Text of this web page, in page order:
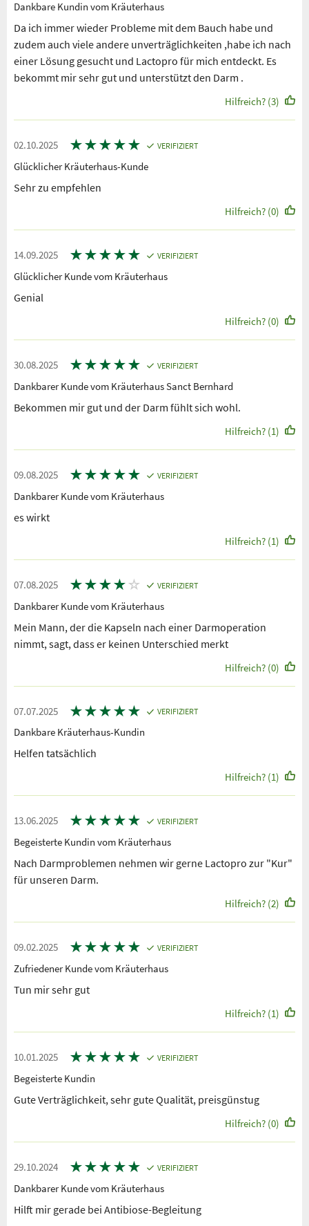
Dankbare Kundin vom Kräuterhaus
Da ich immer wieder Probleme mit dem Bauch habe und
zudem auch viele andere unverträglichkeiten ,habe ich nach
einer Lösung gesucht und Lactopro für mich entdeckt. Es
bekommt mir sehr gut und unterstützt den Darm .
Hilfreich? (3)
02.10.2025 ★★★★★ VERIFIZIERT
Glücklicher Kräuterhaus-Kunde
Sehr zu empfehlen
Hilfreich? (0)
14.09.2025 ★★★★★ VERIFIZIERT
Glücklicher Kunde vom Kräuterhaus
Genial
Hilfreich? (0)
30.08.2025 ★★★★★ VERIFIZIERT
Dankbarer Kunde vom Kräuterhaus Sanct Bernhard
Bekommen mir gut und der Darm fühlt sich wohl.
Hilfreich? (1)
09.08.2025 ★★★★★ VERIFIZIERT
Dankbarer Kunde vom Kräuterhaus
es wirkt
Hilfreich? (1)
07.08.2025 ★★★★ ☆ VERIFIZIERT
Dankbarer Kunde vom Kräuterhaus
Mein Mann, der die Kapseln nach einer Darmoperation
nimmt, sagt, dass er keinen Unterschied merkt
Hilfreich? (0)
07.07.2025 ★★★★★ VERIFIZIERT
Dankbare Kräuterhaus-Kundin
Helfen tatsächlich
Hilfreich? (1)
13.06.2025 ★★★★★ VERIFIZIERT
Begeisterte Kundin vom Kräuterhaus
Nach Darmproblemen nehmen wir gerne Lactopro zur "Kur"
für unseren Darm.
Hilfreich? (2)
09.02.2025 ★★★★★ VERIFIZIERT
Zufriedener Kunde vom Kräuterhaus
Tun mir sehr gut
Hilfreich? (1)
10.01.2025 ★★★★★ VERIFIZIERT
Begeisterte Kundin
Gute Verträglichkeit, sehr gute Qualität, preisgünstug
Hilfreich? (0)
29.10.2024 ★★★★★ VERIFIZIERT
Dankbarer Kunde vom Kräuterhaus
Hilft mir gerade bei Antibiose-Begleitung